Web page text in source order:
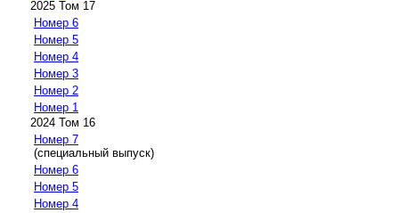
2025 Том 17
Номер 6
Номер 5
Номер 4
Номер 3
Номер 2
Номер 1
2024 Том 16
Номер 7
(специальный выпуск)
Номер 6
Номер 5
Номер 4